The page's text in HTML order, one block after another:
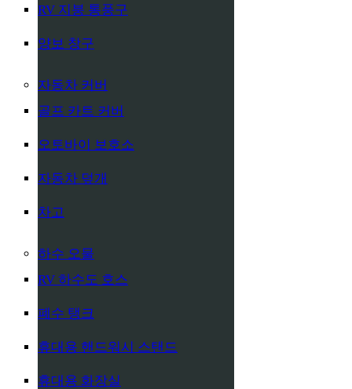
RV 지붕 통풍구
양보 창구
자동차 커버
골프 카트 커버
오토바이 보호소
자동차 덮개
차고
하수 오물
RV 하수도 호스
폐수 탱크
휴대용 핸드워시 스탠드
휴대용 화장실